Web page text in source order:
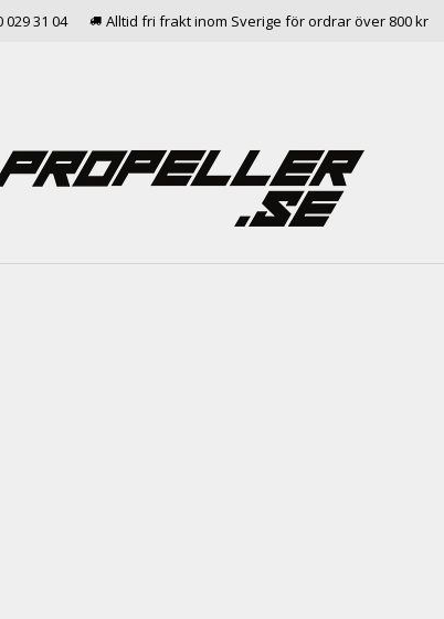
31 04 Alltid fri frakt inom Sverige för ordrar över 800 kr